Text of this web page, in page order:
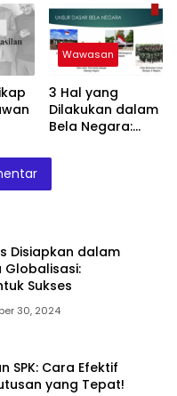
Tanda Dewasa
dalam
Menghadapi
Hidup
Wawasan
3 Hal yang
Dilakukan dalam
Bela Negara:
Warga Negara
Disiapkan dalam
Globalisasi:
Sukses
30, 2024
SPK: Cara Efektif
yang Tepat!